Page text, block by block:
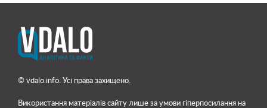
© vdalo.info. Усі права захищено.
Використання матеріалів сайту лише за умови гіперпосилання на